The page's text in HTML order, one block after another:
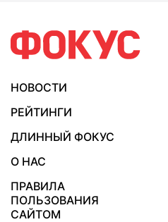
НОВОСТИ
РЕЙТИНГИ
ДЛИННЫЙ ФОКУС
О НАС
ПРАВИЛА
ПОЛЬЗОВАНИЯ
САЙТОМ